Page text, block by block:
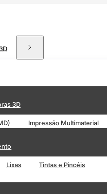
3D
Impressão Multimaterial
Lixas Tintas e Pincéis